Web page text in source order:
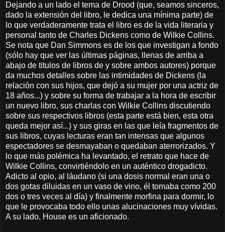
Dejando a un lado el tema de Drood (que, seamos sinceros,
dado la extensión del libro, le dedica una mínima parte) de
lo que verdaderamente trata el libro es de la vida literaria y
personal tanto de Charles Dickens como de Wilkie Collins.
Se nota que Dan Simmons es de los que investigan a fondo
(sólo hay que ver las últimas páginas, llenas de arriba a
abajo de titulos de libros de y sobre ambos autores) porque
da muchos detalles sobre las intimidades de Dickens (la
relación con sus hijos, que dejó a su mujer por una actriz de
18 años...) y sobre su forma de trabajar a la hora de escribir
un nuevo libro, sus charlas con Wilkie Collins discutiendo
sobre sus respectivos libros (esta parte está bien, esta otra
queda mejor así...) y sus giras en las que leía fragmentos de
sus libros, cuyas lecturas eran tan intensas que algunos
espectadores se desmayaban o quedaban aterrorizados. Y
lo que más polémica ha levantado, el retrato que hace de
Wilkie Collins, convirtiéndolo en un auténtico drogadicto.
Adicto al opio, al láudano (si una dosis normal eran una o
dos gotas diluidas en un vaso de vino, él tomaba como 200
dos o tres veces al día) y finalmente morfina para dormir, lo
que le provocaba todo ello unas alucinaciones muy vívidas.
A su lado, House es un aficionado.